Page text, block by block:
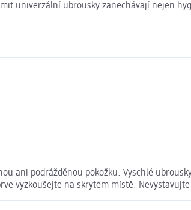
univerzální ubrousky zanechávají nejen
ani podrážděnou pokožku. Vyschlé
vyzkoušejte na skrytém místě.